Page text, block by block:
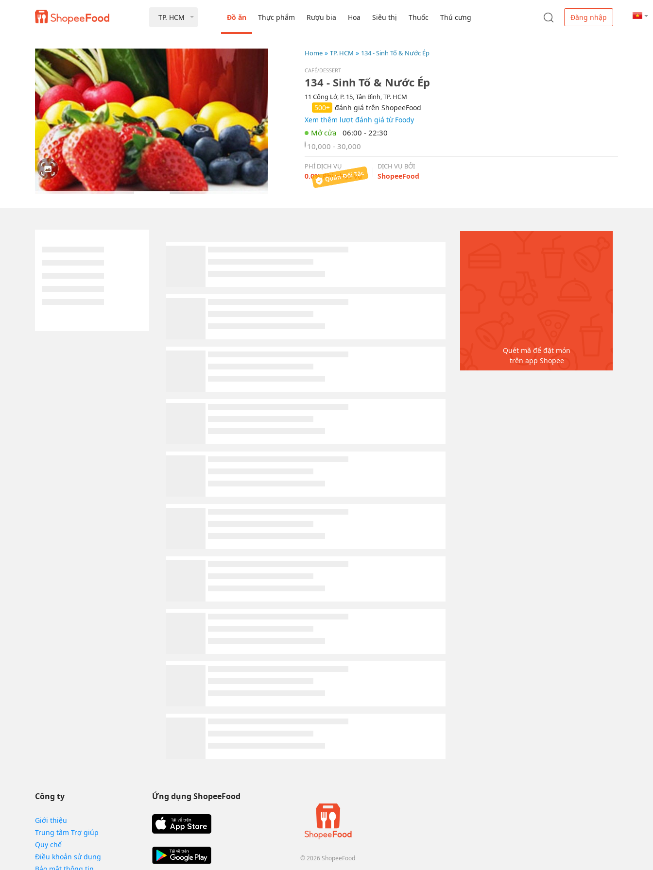
TP. HCM Đồ ăn Thực phẩm Rượu bia Hoa Siêu thị Thuốc Thú cưng Đăng nhập
Home TP. HCM 134 - Sinh Tố & Nước Ép
CAFÉ/DESSERT
134 - Sinh Tố & Nước Ép
11 Cống Lở, P. 15, Tân Bình, TP. HCM
500+ đánh giá trên ShopeeFood
Xem thêm lượt đánh giá từ Foody
06:00 - 22:30
10,000 - 30,000
PHÍ DỊCH VỤ
0.0% Phí phục vụ
DỊCH VỤ BỞI
ShopeeFood
Quét mã để đặt món
trên app Shopee
Công ty
Giới thiệu
Trung tâm Trợ giúp
Quy chế
Điều khoản sử dụng
Ứng dụng ShopeeFood
© 2026 ShopeeFood